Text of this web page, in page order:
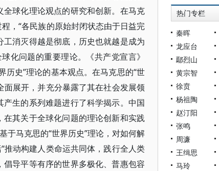
球化理论观点的研究和创新。在马克
，“各民族的原始封闭状态由于日益完
消灭得越是彻底，历史也就越是成为
化问题的重要理论。《共产党宣言》
历史”理论的基本观点。在马克思的“世
面展开，并充分暴露了其在社会发展领
生的系列难题进行了科学揭示。中国
其关于全球化问题的理论创新和实践
于马克思的“世界历史”理论，对如何解
推动构建人类命运共同体，践行全人类
导平等有序的世界多极化、普惠包容
热门专栏
秦晖
龙应台
鄢烈山
黄宗智
徐贲
杨祖陶
赵汀阳
张鸣
周濂
王缉思
马玲